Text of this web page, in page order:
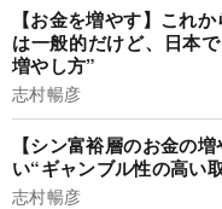
【お金を増やす】これ
は一般的だけど、日本
増やし方”
志村暢彦
【シン富裕層のお金の
い“ギャンブル性の高い
志村暢彦